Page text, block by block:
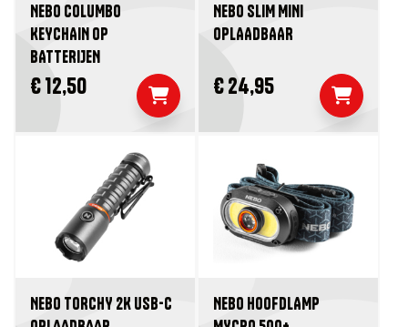
NEBO COLUMBO
KEYCHAIN OP
BATTERIJEN
€ 12,50
NEBO SLIM MINI
OPLAADBAAR
€ 24,95
NEBO TORCHY 2K USB-C
NEBO HOOFDLAMP